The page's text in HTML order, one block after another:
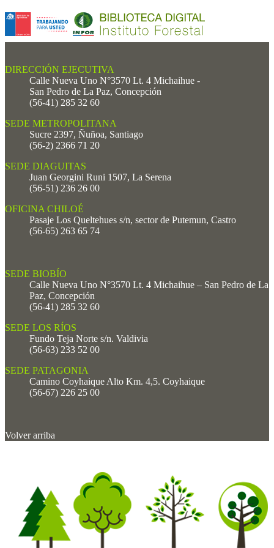
DIRECCIÓN EJECUTIVA
Calle Nueva Uno N°3570 Lt. 4 Michaihue -
San Pedro de La Paz, Concepción
(56-41) 285 32 60
SEDE METROPOLITANA
Sucre 2397, Ñuñoa, Santiago
(56-2) 2366 71 20
SEDE DIAGUITAS
Juan Georgini Runi 1507, La Serena
(56-51) 236 26 00
OFICINA CHILOÉ
Pasaje Los Queltehues s/n, sector de Putemun, Castro
(56-65) 263 65 74
SEDE BIOBÍO
Calle Nueva Uno N°3570 Lt. 4 Michaihue – San Pedro de La
Paz, Concepción
(56-41) 285 32 60
SEDE LOS RÍOS
Fundo Teja Norte s/n. Valdivia
(56-63) 233 52 00
SEDE PATAGONIA
Camino Coyhaique Alto Km. 4,5. Coyhaique
(56-67) 226 25 00
Volver arriba